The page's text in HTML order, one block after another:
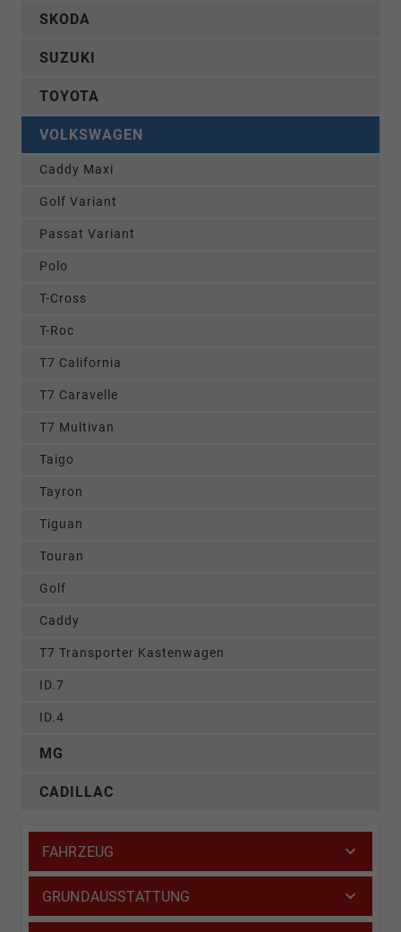
SKODA
SUZUKI
TOYOTA
VOLKSWAGEN
Caddy Maxi
Golf Variant
Passat Variant
Polo
T-Cross
T-Roc
T7 California
T7 Caravelle
T7 Multivan
Taigo
Tayron
Tiguan
Touran
Golf
Caddy
T7 Transporter Kastenwagen
ID.7
ID.4
MG
CADILLAC
FAHRZEUG
GRUNDAUSSTATTUNG